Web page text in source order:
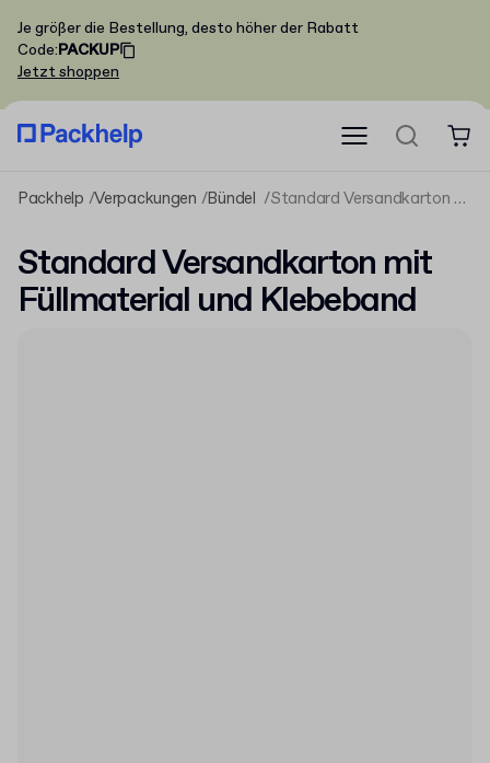
Je größer die Bestellung, desto höher der Rabatt
Code:PACKUP
Jetzt shoppen
Packhelp Verpackungen Bündel Standard Versandkarton mit Füllmaterial und Klebeband
Standard Versandkarton mit
Füllmaterial und Klebeband